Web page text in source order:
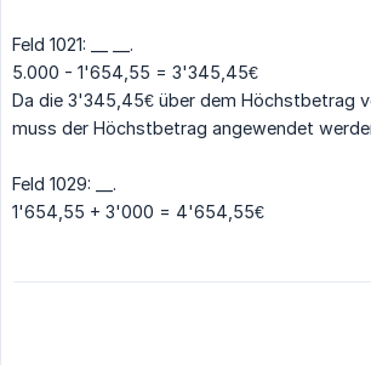
Feld 1021: __ __.
5.000 - 1'654,55 = 3'345,45€
Da die 3'345,45€ über dem Höchstbetrag
muss der Höchstbetrag angewendet
Feld 1029: __.
1'654,55 + 3'000 = 4'654,55€